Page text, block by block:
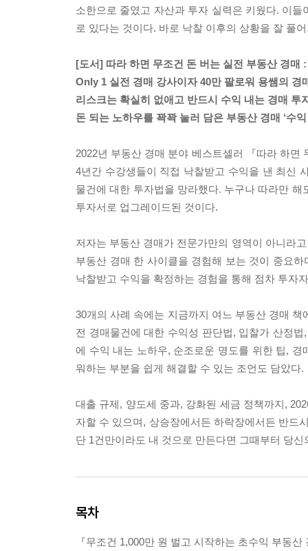
소한으로 줄였고 자산과 투자 실력은 키웠다. 이
로 있다는 것이다. 바로 낙찰 이후의 상황을 잘 풀
[도서] 따라 하면 무조건 돈 버는 실전 부동산 경매
Only 1 실전 경매 강사이자 40만 팔로워 용쌤의 경
리스크는 확실히 없애고 반드시 수익 내는 경매 투
돈 되는 노하우를 꽉꽉 눌러 담은 부동산 경매 ‘수
2022년 부동산 경매 분야 베스트셀러 『따라 하
4년간 수강생들이 직접 낙찰받고 수익을 낸 최신
물건에 대한 투자법을 망라했다. 누구나 따라만
투자서로 업그레이드된 것이다.
저자는 부동산 경매가 전문가만의 영역이 아니라
부동산 경매 한 사이클을 경험해 보는 것이 중요
낙찰받고 수익을 확정하는 경험을 통해 점차 투자
30개의 사례 속에는 지금까지 여느 부동산 경매
전 경매물건에 대한 수익성 판단법, 입찰가 산정
에 수익 내는 노하우, 순조로운 명도를 위한 팁,
워하는 부분을 쉽게 해결할 수 있는 조언도 담았다.
대출 규제, 양도세 중과, 강화된 세금 정책까지,
자할 수 있으며, 상승장에서든 하락장에서든 반드
단 1건만이라도 내 것으로 만든다면 그때부터 당
목차
『무조건 1,000만 원 벌고 시작하는 초수익 부동산